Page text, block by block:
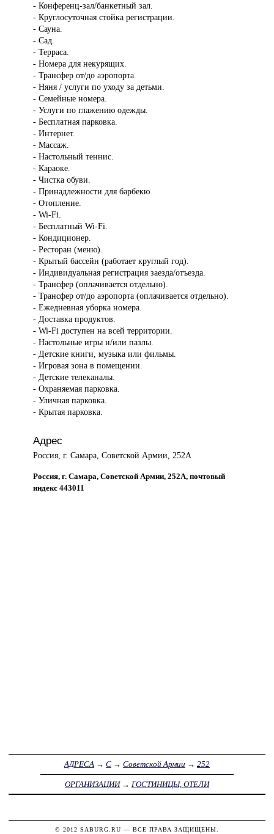
- Конференц-зал/банкетный зал.
- Круглосуточная стойка регистрации.
- Сауна.
- Сад.
- Терраса.
- Номера для некурящих.
- Трансфер от/до аэропорта.
- Няня / услуги по уходу за детьми.
- Семейные номера.
- Услуги по глажению одежды.
- Бесплатная парковка.
- Интернет.
- Массаж.
- Настольный теннис.
- Караоке.
- Чистка обуви.
- Принадлежности для барбекю.
- Отопление.
- Wi-Fi.
- Бесплатный Wi-Fi.
- Кондиционер.
- Ресторан (меню).
- Крытый бассейн (работает круглый год).
- Индивидуальная регистрация заезда/отъезда.
- Трансфер (оплачивается отдельно).
- Трансфер от/до аэропорта (оплачивается отдельно).
- Ежедневная уборка номера.
- Доставка продуктов.
- Wi-Fi доступен на всей территории.
- Настольные игры и/или пазлы.
- Детские книги, музыка или фильмы.
- Игровая зона в помещении.
- Детские телеканалы.
- Охраняемая парковка.
- Уличная парковка.
- Крытая парковка.
Адрес
Россия, г. Самара, Советской Армии, 252А
Россия, г. Самара, Советской Армии, 252А, почтовый
индекс 443011
АДРЕСА → С → Советской Армии → 252
ОРГАНИЗАЦИИ→ ГОСТИНИЦЫ, ОТЕЛИ
© 2012 SABURG.RU — ВСЕ ПРАВА ЗАЩИЩЕНЫ.